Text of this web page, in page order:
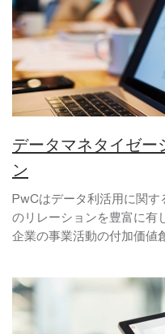
データマネタイゼー
ン
PwCはデータ利活用に関
のリレーションを豊富に有
企業の事業活動の付加価値